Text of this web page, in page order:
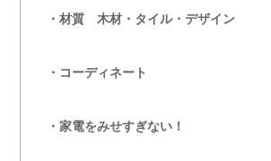
・材質 木材・タイル・デザイン
・コーディネート
・家電をみせすぎない！